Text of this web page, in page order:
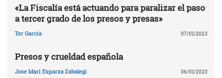
«La Fiscalía está actuando para paralizar el paso
a tercer grado de los presos y presas»
Ter García 07/01/2023
Presos y crueldad española
Jose Mari Esparza Zabalegi 06/01/2023